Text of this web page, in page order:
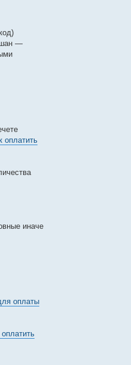
—
оплатить
иначе
оплаты
оплатить